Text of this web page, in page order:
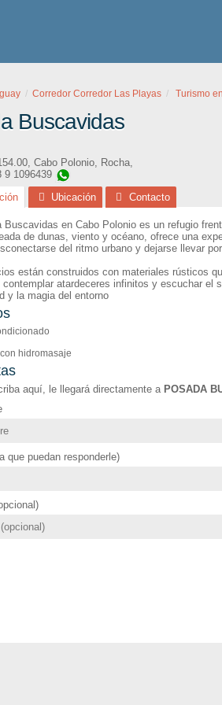
Corredor Corredor Las Playas Turismo
Buscavidas
, Cabo Polonio, Rocha,
9 1096439
Ubicación Contacto
Buscavidas en Cabo Polonio es un refugio
de dunas, viento y océano, ofrece una
del ritmo urbano y dejarse llevar
están construidos con materiales rústicos
contemplar atardeceres infinitos y escuchar el
y la magia del entorno
hidromasaje
aquí, le llegará directamente a POSADA
que puedan responderle)